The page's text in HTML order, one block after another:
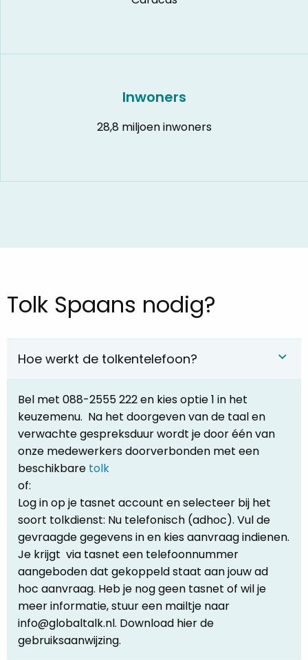
Inwoners
28,8 miljoen inwoners
Tolk Spaans nodig?
Hoe werkt de tolkentelefoon?
Bel met 088-2555 222 en kies optie 1 in het
keuzemenu. Na het doorgeven van de taal en
verwachte gespreksduur wordt je door één van
onze medewerkers doorverbonden met een
beschikbare tolk
of:
Log in op je tasnet account en selecteer bij het
soort tolkdienst: Nu telefonisch (adhoc). Vul de
gevraagde gegevens in en kies aanvraag indienen.
Je krijgt via tasnet een telefoonnummer
aangeboden dat gekoppeld staat aan jouw ad
hoc aanvraag. Heb je nog geen tasnet of wil je
meer informatie, stuur een mailtje naar
info@globaltalk.nl. Download hier de
gebruiksaanwijzing.